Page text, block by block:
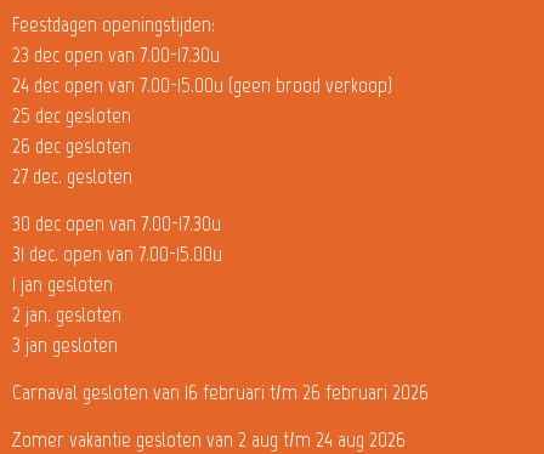
Feestdagen openingstijden:
23 dec open van 7.00-17.30u
24 dec open van 7.00-15.00u (geen brood verkoop)
25 dec gesloten
26 dec gesloten
27 dec. gesloten
30 dec open van 7.00-17.30u
31 dec. open van 7.00-15.00u
1 jan gesloten
2 jan. gesloten
3 jan gesloten
Carnaval gesloten van 16 februari t/m 26 februari 2026
Zomer vakantie gesloten van 2 aug t/m 24 aug 2026